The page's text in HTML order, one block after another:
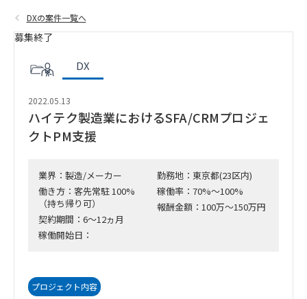
DXの案件一覧へ
募集終了
DX
2022.05.13
ハイテク製造業におけるSFA/CRMプロジェ
クトPM支援
業界：製造/メーカー
働き方：客先常駐 100%
（持ち帰り可）
契約期間：6～12ヵ月
稼働開始日：
勤務地：東京都(23区内)
稼働率：70%～100%
報酬金額：100万～150万円
プロジェクト内容